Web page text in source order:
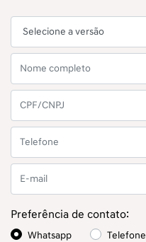
Preferência de contato:
Whatsapp Telefone